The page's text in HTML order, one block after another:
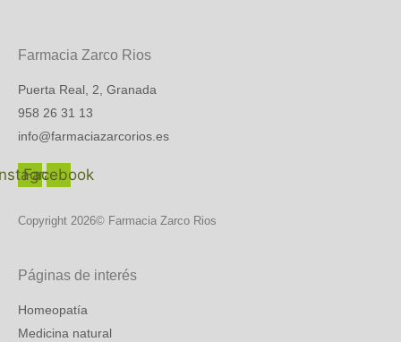
Farmacia Zarco Rios
Puerta Real, 2, Granada
958 26 31 13
info@farmaciazarcorios.es
Facebook
Copyright 2026© Farmacia Zarco Rios
Páginas de interés
Homeopatía
Medicina natural